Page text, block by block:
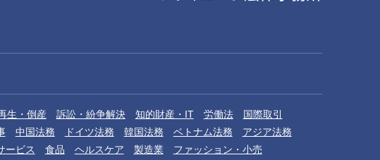
生・倒産 訴訟・紛争解決 知的財産・IT 労働法
国際取引
中国法務 ドイツ法務 韓国法務 ベトナム法務
アジア法務
ービス 食品 ヘルスケア 製造業
ファッション・小売